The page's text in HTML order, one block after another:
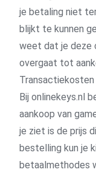
je betaling niet
blijkt te kunnen
weet dat je deze
overgaat tot
Transactiekosten
Bij onlinekeys.nl
aankoop van
je ziet is de prijs
bestelling kun je
betaalmethodes